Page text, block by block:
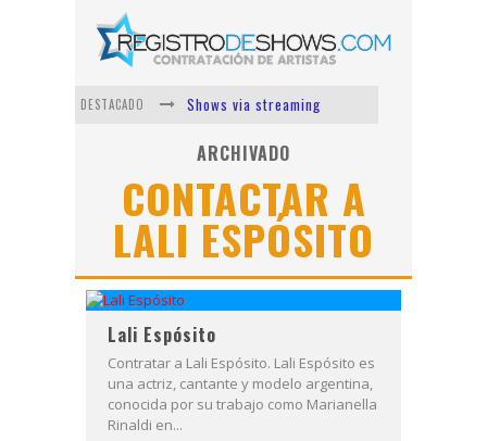
DESTACADO
Shows via streaming
Lit Killah
Nicki Nicole
Duki
Vi Em
ARCHIVADO
CONTACTAR A
LALI ESPÓSITO
Lali Espósito
Contratar a Lali Espósito. Lali Espósito es
una actriz, cantante y modelo argentina,
conocida por su trabajo como Marianella
Rinaldi en...